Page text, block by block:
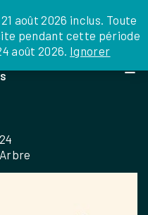
août 2026 inclus. Toute
pendant cette période
août 2026. Ignorer
FRANCE
0 ARTICLE